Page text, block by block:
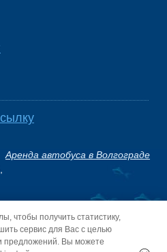
Аренда автобуса в Волгограде
данный интернет-сайт носит исключительно
при каких условиях не является публичной
Статьи 437 (2) Гражданского кодекса РФ.
чтобы получить статистику,
сервис для Вас с целью
предложений. Вы можете